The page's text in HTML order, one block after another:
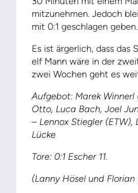
mitzunehmen. Jedoch
mit 0:1 geschlagen geben.
Es ist ärgerlich, dass
elf Mann wäre in der
zwei Wochen geht es
Aufgebot: Marek Winnerl
Otto, Luca Bach, Joel
– Lennox Stiegler
Lücke
Tore: 0:1 Escher 11.
(Lanny Hösel und